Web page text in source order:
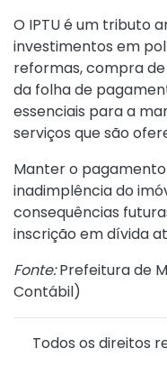
O IPTU é um tributo
investimentos em
reformas, compra
da folha de
essenciais para a
serviços que são
Manter o
inadimplência do
consequências
inscrição em dívida
Fonte:Prefeitura de
Contábil)
Todos os direitos